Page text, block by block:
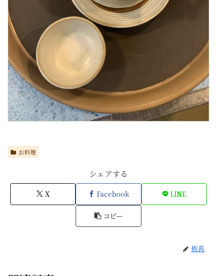
お料理
シェアする
X Facebook LINE
コピー
板長